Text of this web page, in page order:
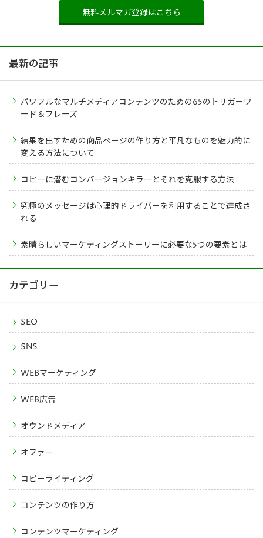
無料メルマガ登録はこちら
最新の記事
パワフルなマルチメディアコンテンツのための65のトリガーワ
ード＆フレーズ
結果を出すための商品ページの作り方と平凡なものを魅力的に
変える方法について
コピーに潜むコンバージョンキラーとそれを克服する方法
究極のメッセージは心理的ドライバーを利用することで達成さ
れる
素晴らしいマーケティングストーリーに必要な5つの要素とは
カテゴリー
SEO
SNS
WEBマーケティング
WEB広告
オウンドメディア
オファー
コピーライティング
コンテンツの作り方
コンテンツマーケティング